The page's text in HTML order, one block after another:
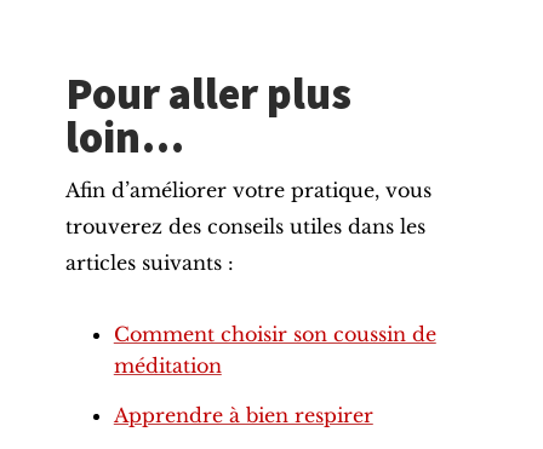
Pour aller plus
loin…
Afin d’améliorer votre pratique, vous
trouverez des conseils utiles dans les
articles suivants :
Comment choisir son coussin de
méditation
Apprendre à bien respirer